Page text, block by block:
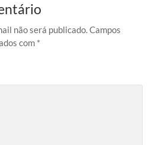
não será publicado. Campos
com *